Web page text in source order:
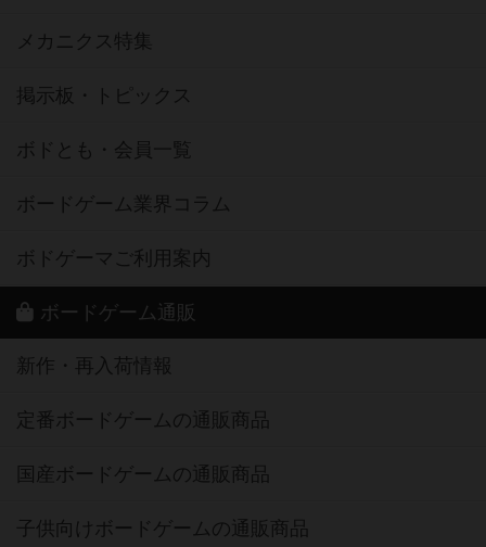
メカニクス特集
掲示板・トピックス
ボドとも・会員一覧
ボードゲーム業界コラム
ボドゲーマご利用案内
ボードゲーム通販
新作・再入荷情報
定番ボードゲームの通販商品
国産ボードゲームの通販商品
子供向けボードゲームの通販商品